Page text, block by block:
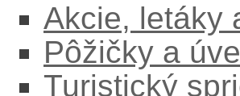
Akcie, letáky
Pôžičky a
Turistický